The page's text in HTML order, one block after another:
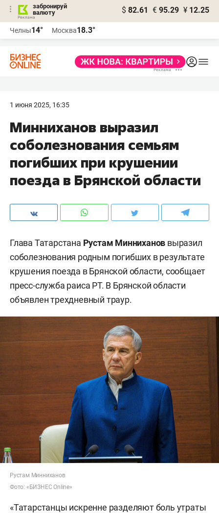
забронируй
валюту
$ 82.61 € 95.29 ¥ 12.25
Челны14° Москва18.3°
1 июня 2025, 16:35
Минниханов выразил
соболезнования семьям
погибших при крушении
поезда в Брянской области
Глава Татарстана Рустам Минниханов выразил
соболезнования родным погибших в результате
крушения поезда в Брянской области, сообщает
пресс-служба раиса РТ. В Брянской области
объявлен трехдневный траур.
Рустам Минниханов
Фото: «БИЗНЕС Online»
«Татарстанцы искренне разделяют боль утраты